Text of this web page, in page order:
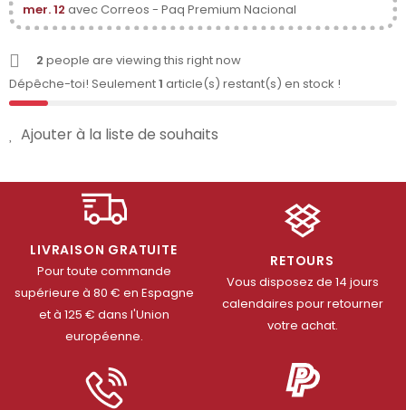
mer. 12 avec Correos - Paq Premium Nacional
2 people are viewing this right now
Dépêche-toi! Seulement1 article(s) restant(s) en stock !
Ajouter à la liste de souhaits
LIVRAISON GRATUITE
Pour toute commande
supérieure à 80 € en Espagne
et à 125 € dans l'Union
européenne.
RETOURS
Vous disposez de 14 jours
calendaires pour retourner
votre achat.